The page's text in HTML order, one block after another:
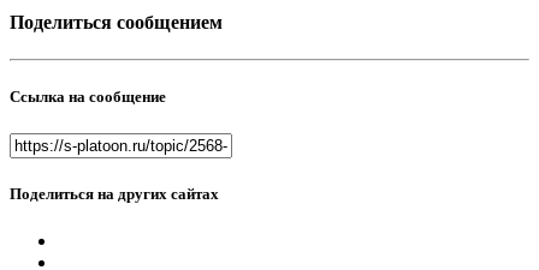
Поделиться сообщением
Ссылка на сообщение
Поделиться на других сайтах